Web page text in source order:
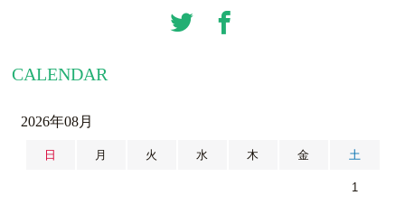
CALENDAR
2026年08月
日 月 火 水 木 金 土
1